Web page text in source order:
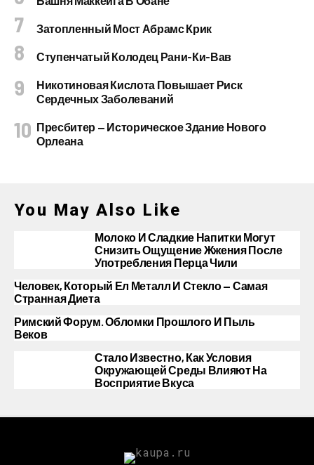
Затопленный Мост Абрамс Крик
Ступенчатый Колодец Рани-Ки-Вав
Никотиновая Кислота Повышает Риск
Сердечных Заболеваний
Пресбитер — Историческое Здание Нового
Орлеана
You May Also Like
Молоко И Сладкие Напитки Могут
Снизить Ощущение Жжения После
Употребления Перца Чили
Человек, Который Ел Металл И Стекло — Самая
Странная Диета
Римский Форум. Обломки Прошлого И Пыль
Веков
Стало Известно, Как Условия
Окружающей Среды Влияют На
Восприятие Вкуса